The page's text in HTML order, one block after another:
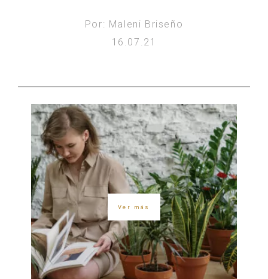
Por: Maleni Briseño
16.07.21
Ver más